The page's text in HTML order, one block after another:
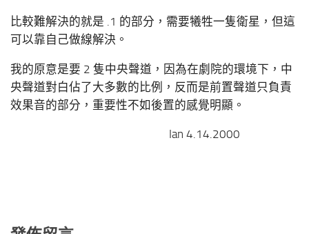
比較難解決的就是 .1 的部分，需要犧牲一隻衛星，但這
可以靠自己做線解決。
我的原意是要 2 隻中央聲道，因為在劇院的環境下，中
央聲道對白佔了大多數的比例，反而是前置聲道只負責
效果音的部分，重要性不如後置的感覺明顯。
Ian 4.14.2000